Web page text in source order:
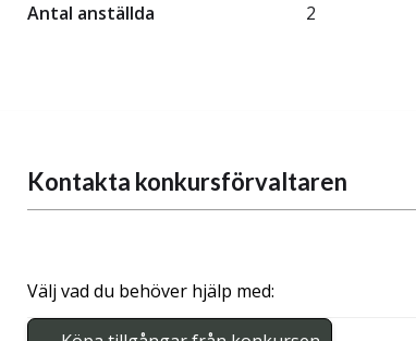
Antal anställda
2
Kontakta konkursförvaltaren
Välj vad du behöver hjälp med: